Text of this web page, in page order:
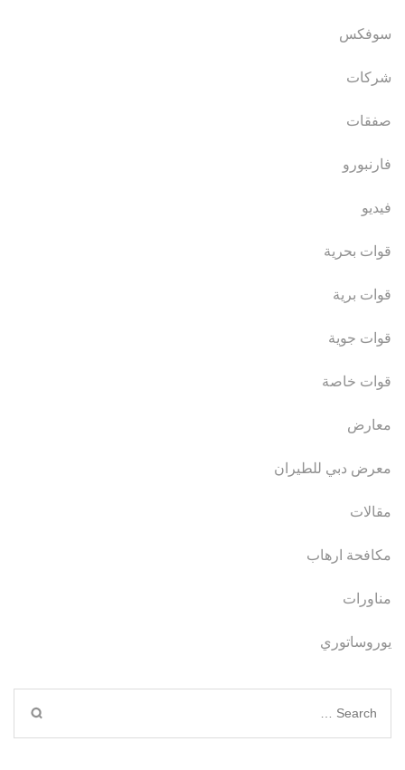
سوفكس
شركات
صفقات
فارنبورو
فيديو
قوات بحرية
قوات برية
قوات جوية
قوات خاصة
معارض
معرض دبي للطيران
مقالات
مكافحة ارهاب
مناورات
يوروساتوري
Search
for: